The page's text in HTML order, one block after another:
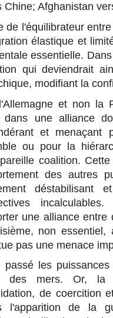
Chine; Afghanistan
de l'équilibrateur
élastique et
essentielle.
qui deviendrait
modifiant la
et non la
dans une alliance
et
ou pour la
coalition.
des autres
déstabilisant
une alliance
non
pas une menace
passé les
des mers. Or, la
de coercition
l'apparition de la